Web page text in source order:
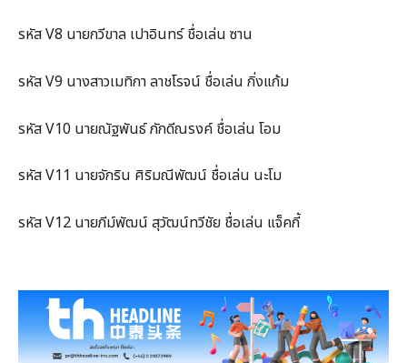
รหัส V8 นายกวีขาล เปาอินทร์ ชื่อเล่น ซาน
รหัส V9 นางสาวเมทิกา ลาชโรจน์ ชื่อเล่น กิ่งแก้ม
รหัส V10 นายณัฐพันธ์ ภักดีณรงค์ ชื่อเล่น โอม
รหัส V11 นายจักริน ศิริมณีพัฒน์ ชื่อเล่น นะโม
รหัส V12 นายภีม์พัฒน์ สุวัฒน์ทวีชัย ชื่อเล่น แจ็คกี้